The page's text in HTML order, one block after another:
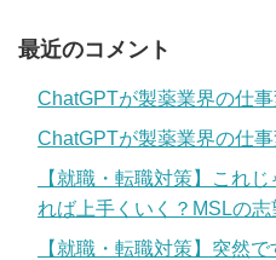
最近のコメント
ChatGPTが製薬業界の仕事
ChatGPTが製薬業界の仕事
【就職・転職対策】これ
れば上手くいく？MSLの志
【就職・転職対策】突然